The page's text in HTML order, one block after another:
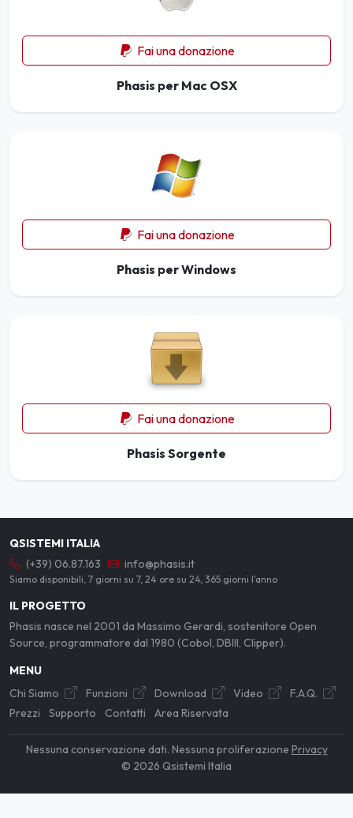
Fai una donazione
Phasis per Mac OSX
Fai una donazione
Phasis per Windows
Fai una donazione
Phasis Sorgente
QSISTEMI ITALIA
(+39) 06.87.163
info@phasis.it
Siamo disponibili, 7 giorni su 7, 24 ore su 24, 365 giorni l'anno
IL PROGETTO
Phasis nasce nel 2001 da Massimo Gerardi, sostenitore Open
Source, programmatore dal 1980 (Cobol, DBIII, Clipper).
MENU
Chi Siamo
Funzioni Download Video
F.A.Q.
Prezzi
Supporto Contatti Area Riservata
Nessuna conservazione dati. Nessuna proliferazione Privacy
© 2026 Qsistemi Italia